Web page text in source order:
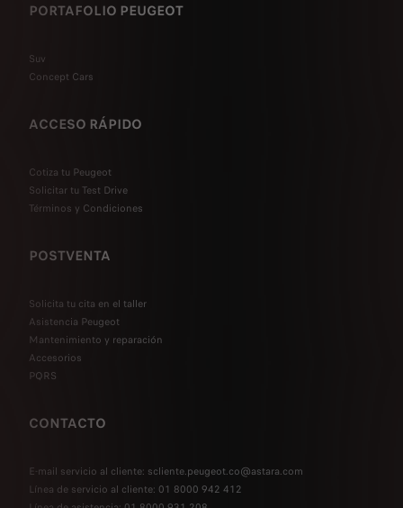
PORTAFOLIO PEUGEOT
Suv
Concept Cars
ACCESO RÁPIDO
Cotiza tu Peugeot
Solicitar tu Test Drive
Términos y Condiciones
POSTVENTA
Solicita tu cita en el taller
Asistencia Peugeot
Mantenimiento y reparación
Accesorios
PQRS
CONTACTO
E-mail servicio al cliente: scliente.peugeot.co@astara.com
Línea de servicio al cliente: 01 8000 942 412